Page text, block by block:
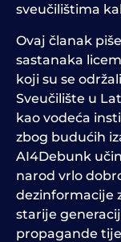
sveučilištima
Ovaj članak
sastanaka
koji su se
Sveučilište u
kao vodeća
zbog budućih
AI4Debunk
narod vrlo
dezinformacije
starije
propagande